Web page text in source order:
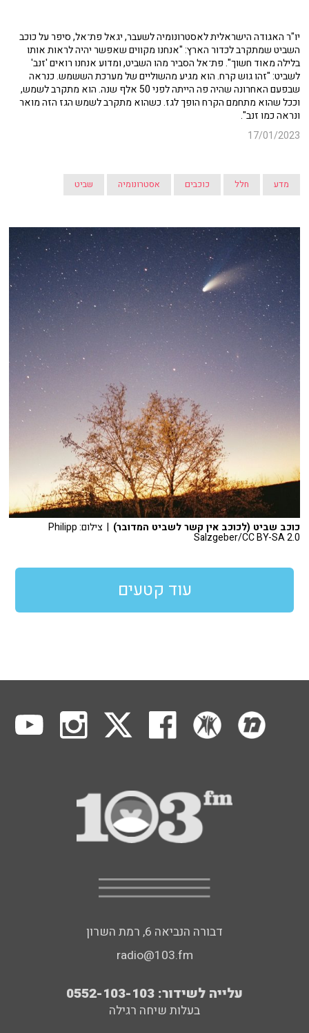
יו"ר האגודה הישראלית לאסטרונומיה לשעבר, יגאל פת־אל, סיפר על כוכב
השביט שמתקרב לכדור הארץ: "אנחנו מקווים שאפשר יהיה לראות אותו
בלילה מאוד חשוך". פת־אל הסביר מהו השביט, ומדוע אנחנו רואים 'זנב'
לשביט: "זהו גוש קרח. הוא מגיע מהשוליים של מערכת הששמש. כנראה
שבפעם האחרונה שהיה פה הייתה לפני 50 אלף שנה. הוא מתקרב לשמש,
וככל שהוא מתחמם הקרח הופך לגז. כשהוא מתקרב לשמש הגז הזה מואר
ונראה כמו זנב".
17/01/2023
מדע חלל כוכבים אסטרונומיה שביט
כוכב שביט (לכוכב אין קשר לשביט המדובר) | צילום: Philipp
Salzgeber/CC BY-SA 2.0
עוד קטעים
דבורה הנביאה 6, רמת השרון
radio@103.fm
עלייה לשידור: 0552-103-103
בעלות שיחה רגילה